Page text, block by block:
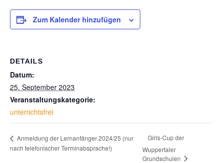
Zum Kalender hinzufügen
DETAILS
Datum:
25. September 2023
Veranstaltungskategorie:
unterrichtsfrei
Anmeldung der Lernanfänger 2024/25 (nur
nach telefonischer Terminabsprache!)
Girls-Cup der
Wuppertaler
Grundschulen